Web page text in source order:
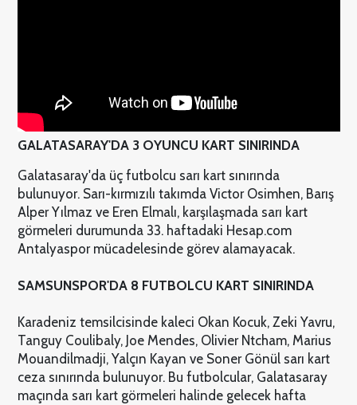
GALATASARAY'DA 3 OYUNCU KART SINIRINDA
Galatasaray'da üç futbolcu sarı kart sınırında
bulunuyor. Sarı-kırmızılı takımda Victor Osimhen, Barış
Alper Yılmaz ve Eren Elmalı, karşılaşmada sarı kart
görmeleri durumunda 33. haftadaki Hesap.com
Antalyaspor mücadelesinde görev alamayacak.
SAMSUNSPOR'DA 8 FUTBOLCU KART SINIRINDA
Karadeniz temsilcisinde kaleci Okan Kocuk, Zeki Yavru,
Tanguy Coulibaly, Joe Mendes, Olivier Ntcham, Marius
Mouandilmadji, Yalçın Kayan ve Soner Gönül sarı kart
ceza sınırında bulunuyor. Bu futbolcular, Galatasaray
maçında sarı kart görmeleri halinde gelecek hafta